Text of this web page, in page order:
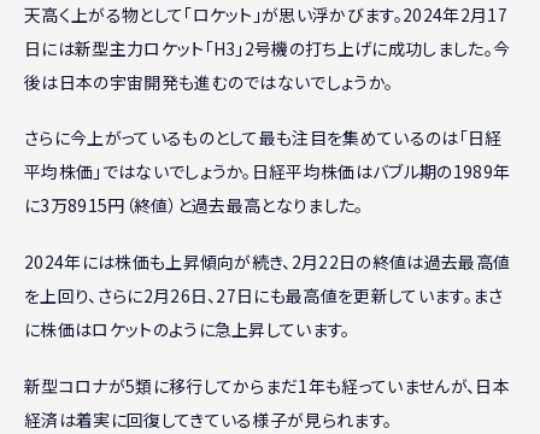
天高く上がる物として「ロケット」が思い浮かびます。2024年2月17
日には新型主力ロケット「H3」2号機の打ち上げに成功しました。今
後は日本の宇宙開発も進むのではないでしょうか。
さらに今上がっているものとして最も注目を集めているのは「日経
平均株価」ではないでしょうか。日経平均株価はバブル期の1989年
に3万8915円（終値）と過去最高となりました。
2024年には株価も上昇傾向が続き、2月22日の終値は過去最高値
を上回り、さらに2月26日、27日にも最高値を更新しています。まさ
に株価はロケットのように急上昇しています。
新型コロナが5類に移行してからまだ1年も経っていませんが、日本
経済は着実に回復してきている様子が見られます。